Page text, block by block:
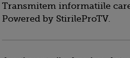
Transmitem informatiile
Powered by StirileProTV.